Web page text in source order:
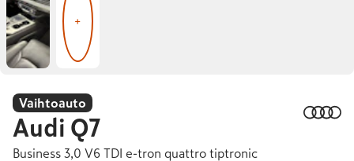
+
Vaihtoauto
Audi Q7
Business 3,0 V6 TDI e-tron quattro tiptronic